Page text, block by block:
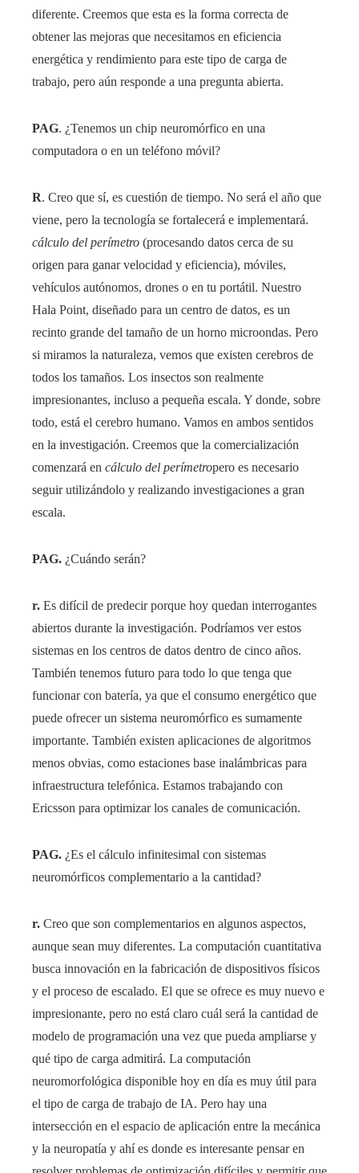
diferente. Creemos que esta es la forma correcta de
obtener las mejoras que necesitamos en eficiencia
energética y rendimiento para este tipo de carga de
trabajo, pero aún responde a una pregunta abierta.
PAG. ¿Tenemos un chip neuromórfico en una
computadora o en un teléfono móvil?
R. Creo que sí, es cuestión de tiempo. No será el año que
viene, pero la tecnología se fortalecerá e implementará.
cálculo del perímetro (procesando datos cerca de su
origen para ganar velocidad y eficiencia), móviles,
vehículos autónomos, drones o en tu portátil. Nuestro
Hala Point, diseñado para un centro de datos, es un
recinto grande del tamaño de un horno microondas. Pero
si miramos la naturaleza, vemos que existen cerebros de
todos los tamaños. Los insectos son realmente
impresionantes, incluso a pequeña escala. Y donde, sobre
todo, está el cerebro humano. Vamos en ambos sentidos
en la investigación. Creemos que la comercialización
comenzará en cálculo del perímetropero es necesario
seguir utilizándolo y realizando investigaciones a gran
escala.
PAG. ¿Cuándo serán?
r. Es difícil de predecir porque hoy quedan interrogantes
abiertos durante la investigación. Podríamos ver estos
sistemas en los centros de datos dentro de cinco años.
También tenemos futuro para todo lo que tenga que
funcionar con batería, ya que el consumo energético que
puede ofrecer un sistema neuromórfico es sumamente
importante. También existen aplicaciones de algoritmos
menos obvias, como estaciones base inalámbricas para
infraestructura telefónica. Estamos trabajando con
Ericsson para optimizar los canales de comunicación.
PAG. ¿Es el cálculo infinitesimal con sistemas
neuromórficos complementario a la cantidad?
r. Creo que son complementarios en algunos aspectos,
aunque sean muy diferentes. La computación cuantitativa
busca innovación en la fabricación de dispositivos físicos
y el proceso de escalado. El que se ofrece es muy nuevo e
impresionante, pero no está claro cuál será la cantidad de
modelo de programación una vez que pueda ampliarse y
qué tipo de carga admitirá. La computación
neuromorfológica disponible hoy en día es muy útil para
el tipo de carga de trabajo de IA. Pero hay una
intersección en el espacio de aplicación entre la mecánica
y la neuropatía y ahí es donde es interesante pensar en